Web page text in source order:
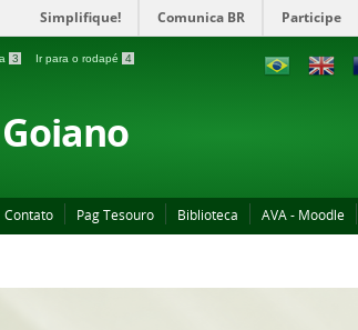
Simplifique! Comunica BR Participe
3 Ir para o rodapé 4
Contato Pag Tesouro Biblioteca AVA - Moodle